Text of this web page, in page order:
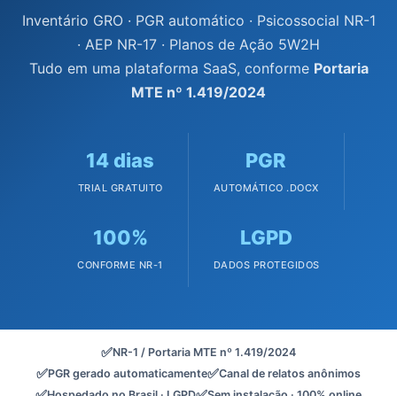
Inventário GRO · PGR automático · Psicossocial NR-1
· AEP NR-17 · Planos de Ação 5W2H
Tudo em uma plataforma SaaS, conforme Portaria
MTE nº 1.419/2024
14 dias
TRIAL GRATUITO
PGR
AUTOMÁTICO .DOCX
100%
CONFORME NR-1
LGPD
DADOS PROTEGIDOS
✅NR-1 / Portaria MTE nº 1.419/2024
✅PGR gerado automaticamente✅Canal de relatos anônimos